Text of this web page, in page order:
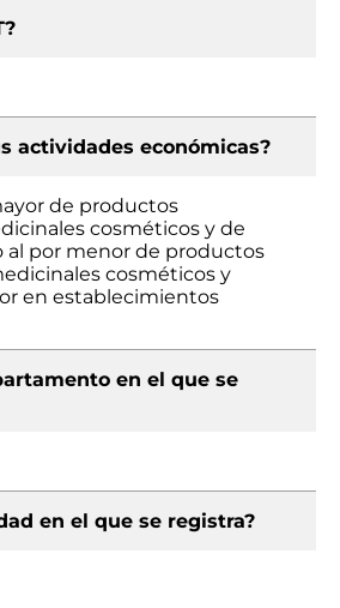
actividades económicas?
de productos
cosméticos y de
al por menor de productos
cosméticos y
en establecimientos
en el que se
en el que se registra?